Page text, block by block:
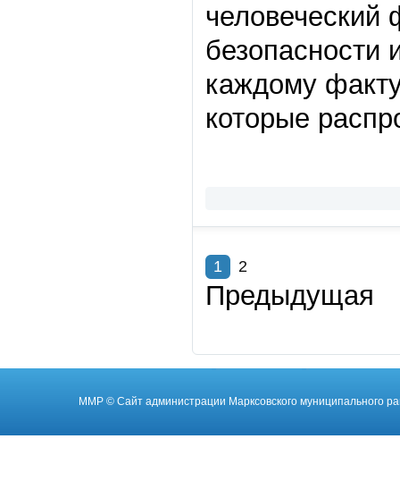
человеческий
безопасности
каждому
которые
1 2
Предыдущая
ММР © Cайт администрации Марксовского муниципального